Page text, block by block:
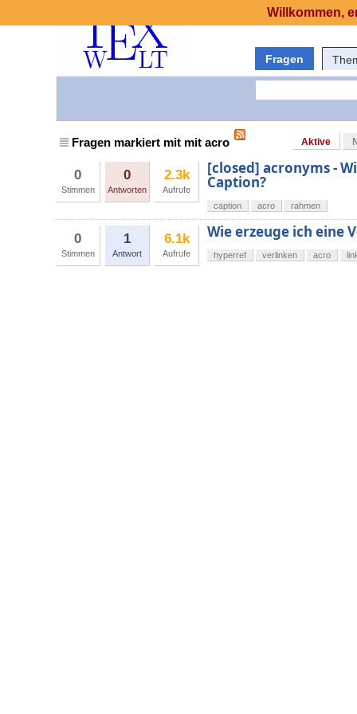
Fragen
Fragen markiert mit mit acro Aktive
0
Stimmen
0
Antworten
2.3k
Aufrufe
[closed] acronyms -
Caption?
caption acro rahmen
0
Stimmen
1
Antwort
6.1k
Aufrufe
Wie erzeuge ich eine
hyperref verlinken acro
Willkommen,